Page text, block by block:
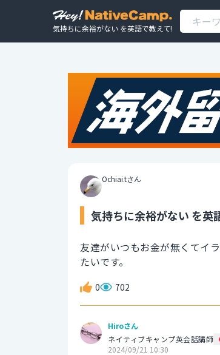
気持ちに余裕がない を英語で教えて!
Ochiai.tさん
気持ちに余裕がない を英
友達がいつもお金が無くてイ
たいです。
0 702
Hiroさん
ネイティブキャンプ英会話講師
2024/09/21 10:30